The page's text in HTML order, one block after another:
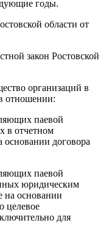
годы.
области от
закон Ростовской
организаций в
отношении:
паевой
в отчетном
договора
паевой
юридическим
на основании
целевое
для